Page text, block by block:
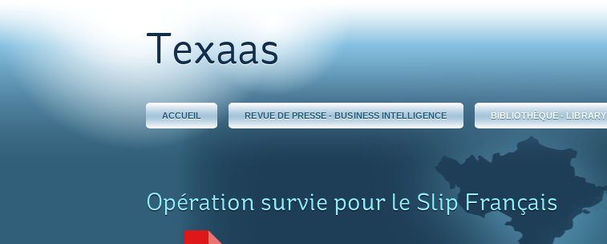
Texaas
ACCUEIL REVUE DE PRESSE - BUSINESS INTELLIGENCE BIBLIOTHÈQUE - LIBRARY
Opération survie pour le Slip Français